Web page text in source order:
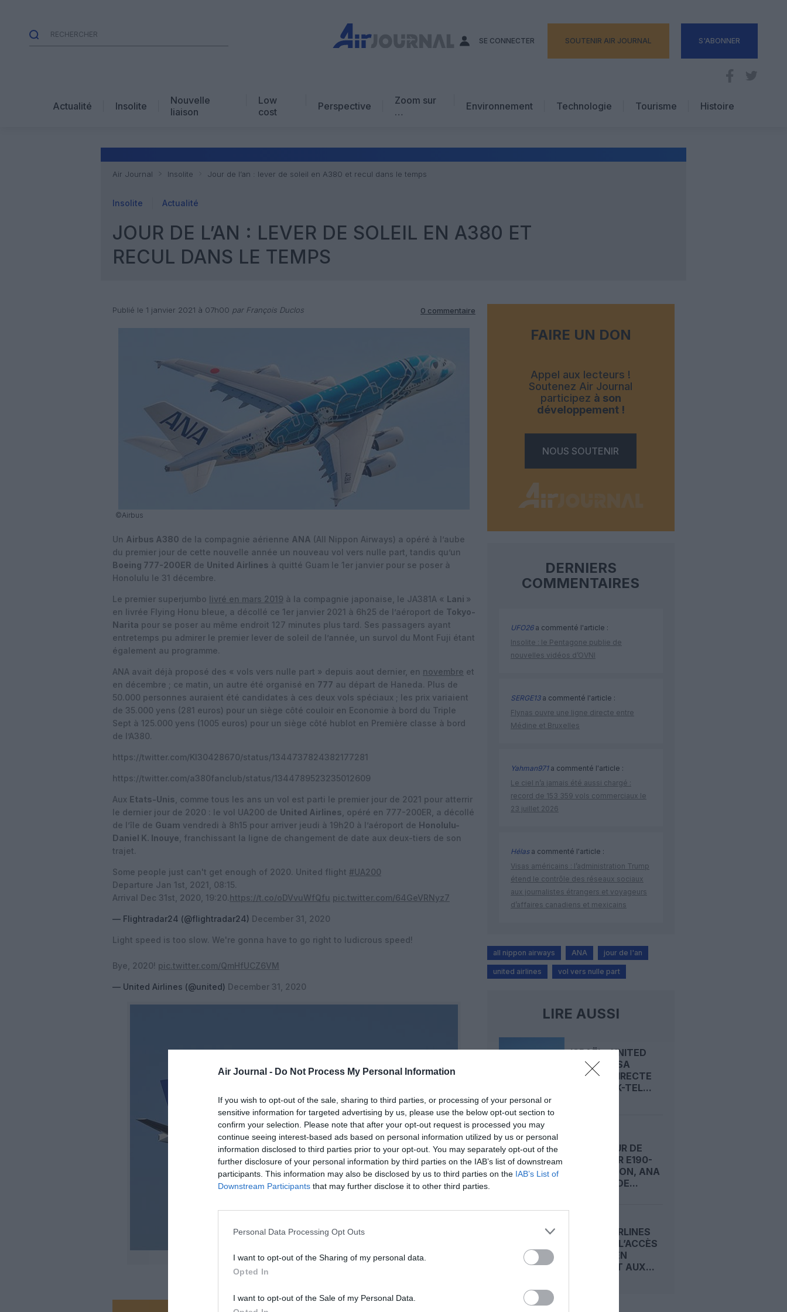
Air Journal - Do Not Process My Personal Information
If you wish to opt-out of the sale, sharing to third parties, or processing of your personal or
sensitive information for targeted advertising by us, please use the below opt-out section to
confirm your selection. Please note that after your opt-out request is processed you may
continue seeing interest-based ads based on personal information utilized by us or personal
information disclosed to third parties prior to your opt-out. You may separately opt-out of the
further disclosure of your personal information by third parties on the IAB’s list of downstream
participants. This information may also be disclosed by us to third parties on the IAB’s List of
Downstream Participants that may further disclose it to other third parties.
Personal Data Processing Opt Outs
I want to opt-out of the Sharing of my personal data.
Opted In
I want to opt-out of the Sale of my Personal Data.
SE CONNECTER SOUTENIR AIR JOURNAL S'ABONNER
Actualité Insolite
Nouvelle
liaison
Low
cost
Perspective
Zoom sur
…
Avis d’expert
Environnement Technologie
Tourisme
Hôtellerie
Histoire
Air Journal Insolite Jour de l’an : lever de soleil en A380 et recul dans le temps
Insolite Actualité
JOUR DE L’AN : LEVER DE SOLEIL EN A380 ET
RECUL DANS LE TEMPS
Publié le 1 janvier 2021 à 07h00 par François Duclos 0 commentaire
©Airbus
Un Airbus A380 de la compagnie aérienne ANA (All Nippon Airways) a opéré à l’aube
du premier jour de cette nouvelle année un nouveau vol vers nulle part, tandis qu’un
Boeing 777-200ER de United Airlines à quitté Guam le 1er janvier pour se poser à
Honolulu le 31 décembre.
Le premier superjumbo livré en mars 2019 à la compagnie japonaise, le JA381A « Lani »
en livrée Flying Honu bleue, a décollé ce 1er janvier 2021 à 6h25 de l’aéroport de Tokyo-
Narita pour se poser au même endroit 127 minutes plus tard. Ses passagers ayant
entretemps pu admirer le premier lever de soleil de l’année, un survol du Mont Fuji étant
également au programme.
ANA avait déjà proposé des « vols vers nulle part » depuis aout dernier, en novembre et
en décembre ; ce matin, un autre été organisé en 777 au départ de Haneda. Plus de
50.000 personnes auraient été candidates à ces deux vols spéciaux ; les prix variaient
de 35.000 yens (281 euros) pour un siège côté couloir en Economie à bord du Triple
Sept à 125.000 yens (1005 euros) pour un siège côté hublot en Première classe à bord
de l’A380.
https://twitter.com/KI30428670/status/1344737824382177281
https://twitter.com/a380fanclub/status/1344789523235012609
Aux Etats-Unis , comme tous les ans un vol est parti le premier jour de 2021 pour atterrir
le dernier jour de 2020 : le vol UA200 de United Airlines , opéré en 777-200ER, a décollé
de l’île de Guam vendredi à 8h15 pour arriver jeudi à 19h20 à l’aéroport de Honolulu-
Daniel K. Inouye , franchissant la ligne de changement de date aux deux-tiers de son
trajet.
Some people just can't get enough of 2020. United flight #UA200
Departure Jan 1st, 2021, 08:15.
Arrival Dec 31st, 2020, 19:20.https://t.co/oDVvuWfQfu pic.twitter.com/64GeVRNyz7
— Flightradar24 (@flightradar24) December 31, 2020
Light speed is too slow. We're gonna have to go right to ludicrous speed!
Bye, 2020! pic.twitter.com/QmHfUCZ6VM
— United Airlines (@united) December 31, 2020
©United Airlines
FAIRE UN DON
Appel aux lecteurs !
Soutenez Air Journal
participez à son
développement !
NOUS SOUTENIR
DERNIERS
COMMENTAIRES
UFO26a commenté l'article :
Insolite : le Pentagone publie de
nouvelles vidéos d’OVNI
SERGE13a commenté l'article :
Flynas ouvre une ligne directe entre
Médine et Bruxelles
Yahman971a commenté l'article :
Le ciel n’a jamais été aussi chargé :
record de 153 359 vols commerciaux le
23 juillet 2026
Hélasa commenté l'article :
Visas américains : l’administration Trump
étend le contrôle des réseaux sociaux
aux journalistes étrangers et voyageurs
d’affaires canadiens et mexicains
all nippon airways ANA jour de l'an
united airlines vol vers nulle part
LIRE AUSSI
ISRAËL : UNITED
RELANCE SA
LIAISON DIRECTE
NEW YORK-TEL...
OPÉRATEUR DE
L’EMBRAER E190-
E2 AU JAPON, ANA
COMMANDE...
UNITED AIRLINES
ENCADRE L’ACCÈS
DES PNC EN
JUMPSEAT AUX...